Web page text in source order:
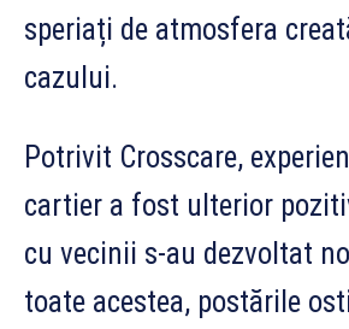
speriați de atmosfera
cazului.
Potrivit Crosscare,
cartier a fost ulterior
cu vecinii s-au dezvoltat
toate acestea, postările